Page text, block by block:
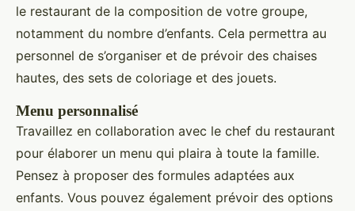
le restaurant de la composition de votre groupe,
notamment du nombre d’enfants. Cela permettra au
personnel de s’organiser et de prévoir des chaises
hautes, des sets de coloriage et des jouets.
Menu personnalisé
Travaillez en collaboration avec le chef du restaurant
pour élaborer un menu qui plaira à toute la famille.
Pensez à proposer des formules adaptées aux
enfants. Vous pouvez également prévoir des options